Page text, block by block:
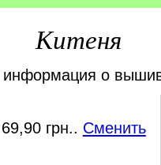
Китеня
информация о
грн.. Сменить